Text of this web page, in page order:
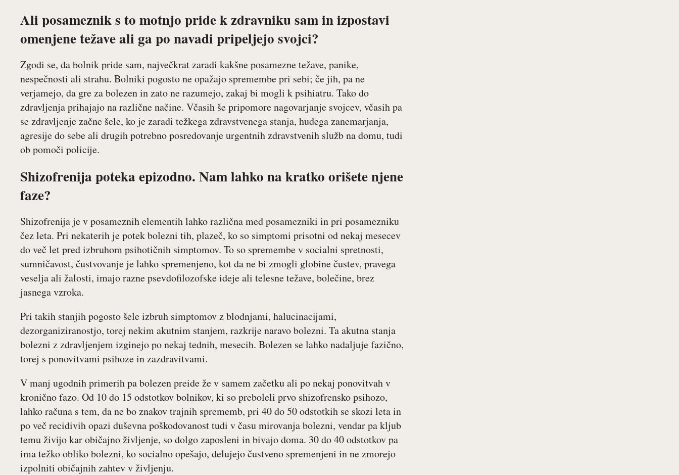
Ali posameznik s to motnjo pride k zdravniku sam in izpostavi
omenjene težave ali ga po navadi pripeljejo svojci?
Zgodi se, da bolnik pride sam, največkrat zaradi kakšne posamezne težave, panike,
nespečnosti ali strahu. Bolniki pogosto ne opažajo spremembe pri sebi; če jih, pa ne
verjamejo, da gre za bolezen in zato ne razumejo, zakaj bi mogli k psihiatru. Tako do
zdravljenja prihajajo na različne načine. Včasih še pripomore nagovarjanje svojcev, včasih pa
se zdravljenje začne šele, ko je zaradi težkega zdravstvenega stanja, hudega zanemarjanja,
agresije do sebe ali drugih potrebno posredovanje urgentnih zdravstvenih služb na domu, tudi
ob pomoči policije.
Shizofrenija poteka epizodno. Nam lahko na kratko orišete njene
faze?
Shizofrenija je v posameznih elementih lahko različna med posamezniki in pri posamezniku
čez leta. Pri nekaterih je potek bolezni tih, plazeč, ko so simptomi prisotni od nekaj mesecev
do več let pred izbruhom psihotičnih simptomov. To so spremembe v socialni spretnosti,
sumničavost, čustvovanje je lahko spremenjeno, kot da ne bi zmogli globine čustev, pravega
veselja ali žalosti, imajo razne psevdofilozofske ideje ali telesne težave, bolečine, brez
jasnega vzroka.
Pri takih stanjih pogosto šele izbruh simptomov z blodnjami, halucinacijami,
dezorganiziranostjo, torej nekim akutnim stanjem, razkrije naravo bolezni. Ta akutna stanja
bolezni z zdravljenjem izginejo po nekaj tednih, mesecih. Bolezen se lahko nadaljuje fazično,
torej s ponovitvami psihoze in zazdravitvami.
V manj ugodnih primerih pa bolezen preide že v samem začetku ali po nekaj ponovitvah v
kronično fazo. Od 10 do 15 odstotkov bolnikov, ki so preboleli prvo shizofrensko psihozo,
lahko računa s tem, da ne bo znakov trajnih sprememb, pri 40 do 50 odstotkih se skozi leta in
po več recidivih opazi duševna poškodovanost tudi v času mirovanja bolezni, vendar pa kljub
temu živijo kar običajno življenje, so dolgo zaposleni in bivajo doma. 30 do 40 odstotkov pa
ima težko obliko bolezni, ko socialno opešajo, delujejo čustveno spremenjeni in ne zmorejo
izpolniti običajnih zahtev v življenju.